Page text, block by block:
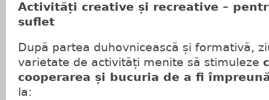
Activități creative și recreative –
suflet
După partea duhovnicească și formativă,
varietate de activități menite să stimuleze
cooperarea și bucuria de a fi
la: